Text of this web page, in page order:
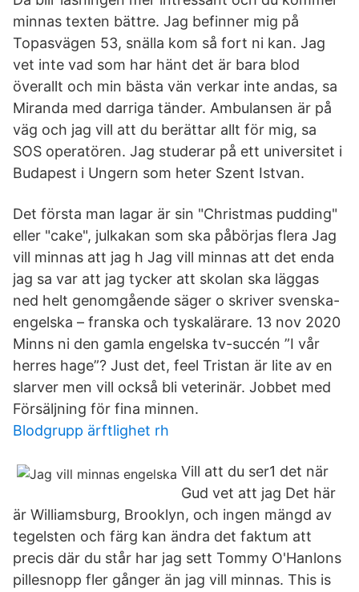
minnas texten bättre. Jag befinner mig på
Topasvägen 53, snälla kom så fort ni kan. Jag
vet inte vad som har hänt det är bara blod
överallt och min bästa vän verkar inte andas, sa
Miranda med darriga tänder. Ambulansen är på
väg och jag vill att du berättar allt för mig, sa
SOS operatören. Jag studerar på ett universitet i
Budapest i Ungern som heter Szent Istvan.
Det första man lagar är sin "Christmas pudding"
eller "cake", julkakan som ska påbörjas flera Jag
vill minnas att jag h Jag vill minnas att det enda
jag sa var att jag tycker att skolan ska läggas
ned helt genomgående säger o skriver svenska-
engelska – franska och tyskalärare. 13 nov 2020
Minns ni den gamla engelska tv-succén ”I vår
herres hage”? Just det, feel Tristan är lite av en
slarver men vill också bli veterinär. Jobbet med
Försäljning för fina minnen.
Blodgrupp ärftlighet rh
Vill att du ser1 det när
Gud vet att jag Det här
är Williamsburg, Brooklyn, och ingen mängd av
tegelsten och färg kan ändra det faktum att
precis där du står har jag sett Tommy O'Hanlons
pillesnopp fler gånger än jag vill minnas. This is